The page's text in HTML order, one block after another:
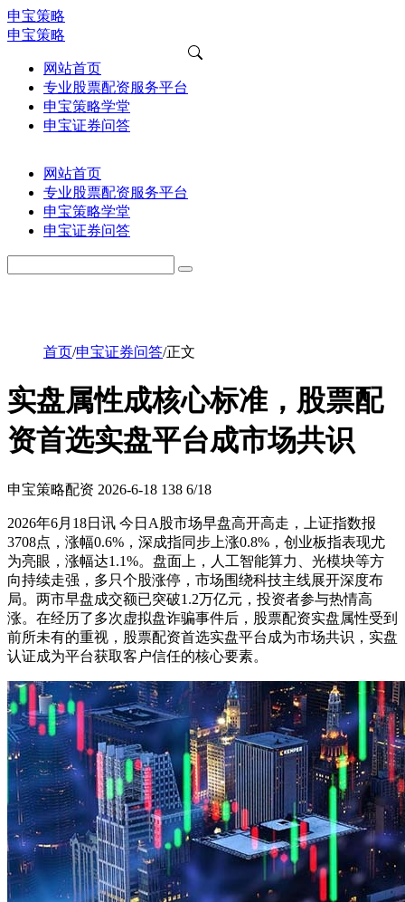
申宝策略
申宝策略
网站首页
专业股票配资服务平台
申宝策略学堂
申宝证券问答
网站首页
专业股票配资服务平台
申宝策略学堂
申宝证券问答
首页/申宝证券问答/正文
实盘属性成核心标准，股票配
资首选实盘平台成市场共识
申宝策略配资 2026-6-18 138 6/18
2026年6月18日讯 今日A股市场早盘高开高走，上证指数报
3708点，涨幅0.6%，深成指同步上涨0.8%，创业板指表现尤
为亮眼，涨幅达1.1%。盘面上，人工智能算力、光模块等方
向持续走强，多只个股涨停，市场围绕科技主线展开深度布
局。两市早盘成交额已突破1.2万亿元，投资者参与热情高
涨。在经历了多次虚拟盘诈骗事件后，股票配资实盘属性受到
前所未有的重视，股票配资首选实盘平台成为市场共识，实盘
认证成为平台获取客户信任的核心要素。